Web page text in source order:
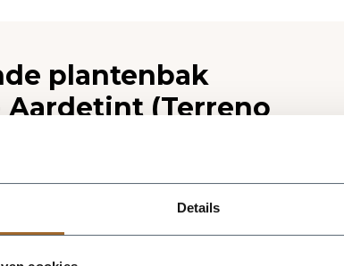
Details
plantenbak
Aardetint (Terreno
en UV proof!
magazijn van Luca Lifestyle. Mocht
nemen we contact met je op.